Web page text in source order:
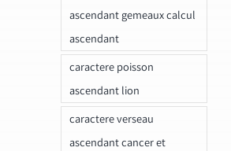
ascendant gemeaux calcul
ascendant
caractere poisson
ascendant lion
caractere verseau
ascendant cancer et